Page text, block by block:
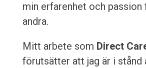
min erfarenhet och passion
andra.
Mitt arbete som Direct
förutsätter att jag är i stånd